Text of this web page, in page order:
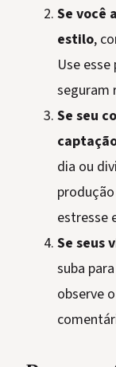
Se você
estilo,
Use
seguram
Se seu
dia ou
estresse
Se seus
suba
observe